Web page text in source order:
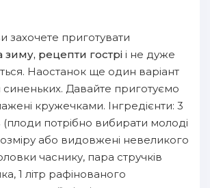
захочете приготувати
рецепти гострі і не дуже
Наостанок ще один варіант
синеньких. Давайте приготуємо
кружечками. Інгредієнти: 3
(плоди потрібно вибирати молоді
або видовжені невеликого
часнику, пара стручків
1 літр рафінованого